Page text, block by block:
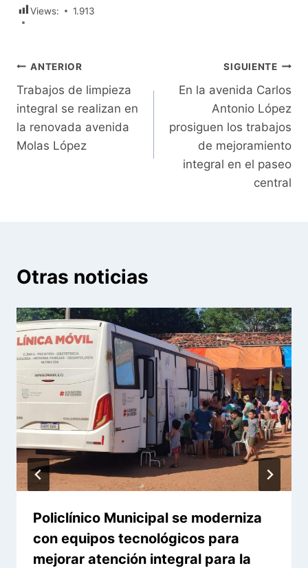
Views: 1.913
Navegación
de
entradas
ANTERIOR
Trabajos de limpieza
integral se realizan en
la renovada avenida
Molas López
SIGUIENTE
En la avenida Carlos
Antonio López
prosiguen los trabajos
de mejoramiento
integral en el paseo
central
Otras noticias
Policlínico Municipal se moderniza
con equipos tecnológicos para
mejorar atención integral para la